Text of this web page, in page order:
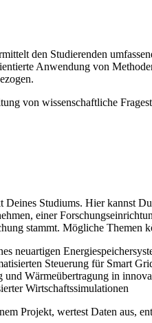
den Studierenden
Anwendung von
von wissenschaftliche
Studiums. Hier kannst
einer
stammt. Mögliche Themen
neuartigen
Steuerung für Smart
und Wärmeübertragung in
Wirtschaftssimulationen
Projekt, wertest Daten aus,